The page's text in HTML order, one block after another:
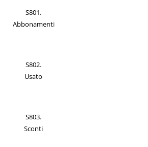
S801.
Abbonamenti
S802.
Usato
S803.
Sconti